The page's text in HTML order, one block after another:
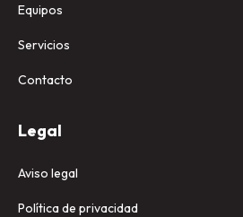
Equipos
Servicios
Contacto
Legal
Aviso legal
Política de privacidad